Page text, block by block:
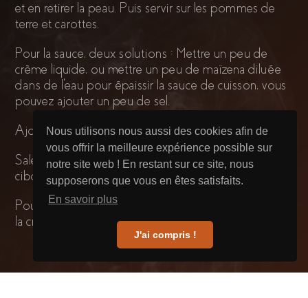
Nous utilisons nous aussi des cookies afin de
vous offrir la meilleure expérience possible sur
notre site web ! En restant sur ce site, nous
supposerons que vous en êtes satisfaits.
En savoir plus
J'ai compris !
et en retirer la peau. Puis servir sur les pommes de
terre et carottes.
Pour la sauce, deux solutions : Mettre un peu de
crème liquide, ou mettre un peu de maïzena diluée
dans de l'eau pour épaissir la sauce de cuisson, vous
pouvez ajouter un peu de sel.
Ajouter la sauce sur le haddock.
Saler, poivrer puis ajouter un peu de persil ou de
ciboulette.
Pour les Gourmets, ajoutez un émincé d'échalotte à
la crème ! ;)